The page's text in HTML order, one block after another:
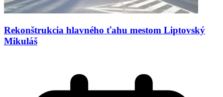
Rekonštrukcia hlavného ťahu mestom Liptovský
Mikuláš